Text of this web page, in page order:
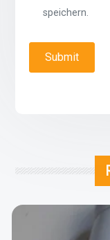
speichern.